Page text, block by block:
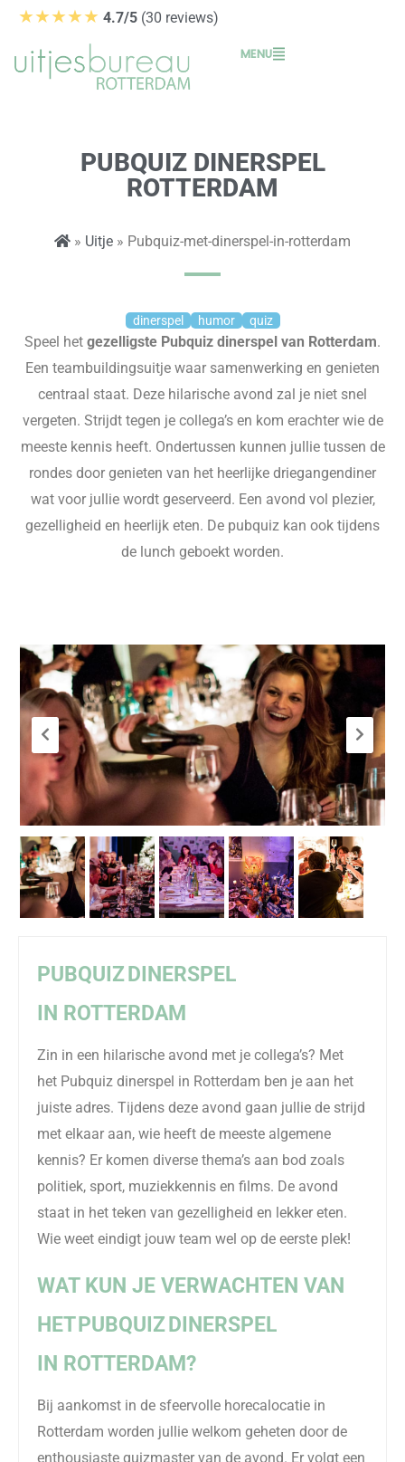
★★★★★ 4.7/5 (30 reviews)
MENU
PUBQUIZ DINERSPEL
ROTTERDAM
» Uitje » Pubquiz-met-dinerspel-in-rotterdam
dinerspel humor quiz
Speel het gezelligste Pubquiz dinerspel van Rotterdam.
Een teambuildingsuitje waar samenwerking en genieten
centraal staat. Deze hilarische avond zal je niet snel
vergeten. Strijdt tegen je collega’s en kom erachter wie de
meeste kennis heeft. Ondertussen kunnen jullie tussen de
rondes door genieten van het heerlijke driegangendiner
wat voor jullie wordt geserveerd. Een avond vol plezier,
gezelligheid en heerlijk eten. De pubquiz kan ook tijdens
de lunch geboekt worden.
PUBQUIZDINERSPEL
IN ROTTERDAM
Zin in een hilarische avond met je collega’s? Met
het Pubquiz dinerspel in Rotterdam ben je aan het
juiste adres. Tijdens deze avond gaan jullie de strijd
met elkaar aan, wie heeft de meeste algemene
kennis? Er komen diverse thema’s aan bod zoals
politiek, sport, muziekkennis en films. De avond
staat in het teken van gezelligheid en lekker eten.
Wie weet eindigt jouw team wel op de eerste plek!
WAT KUN JE VERWACHTEN VAN
HETPUBQUIZDINERSPEL
IN ROTTERDAM?
Bij aankomst in de sfeervolle horecalocatie in
Rotterdam worden jullie welkom geheten door de
enthousiaste quizmaster van de avond. Er volgt een